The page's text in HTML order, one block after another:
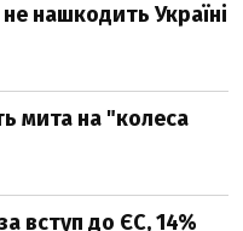
нашкодить Україні
мита на "колеса
вступ до ЄС, 14%